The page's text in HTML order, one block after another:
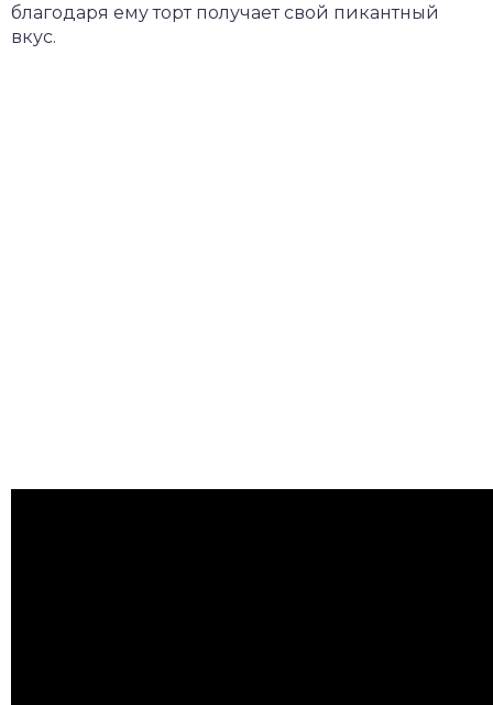
благодаря ему торт получает свой пикантный
вкус.